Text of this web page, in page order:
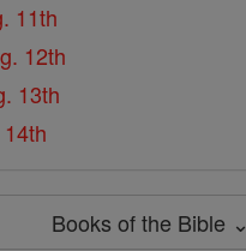
11th
12th
13th
Books of the Bible ⌄